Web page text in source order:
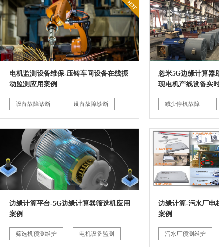
电机监测设备维保-压铸车间设备在线振
动监测应用案例
设备故障诊断 设备故障诊断
忽米5G边缘计算器
现电机产线设备实
减少停机故障
边缘计算平台-5G边缘计算器筛选机应用
案例
筛选机预测维护 电机设备监测
边缘计算-污水厂电
案例
污水厂预测维护